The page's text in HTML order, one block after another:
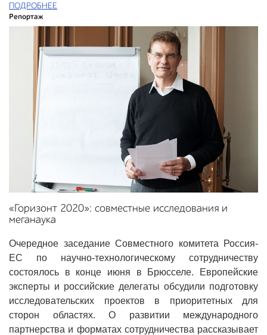
ПОДРОБНЕЕ
Репортаж
«Горизонт 2020»: совместные исследования и
меганаука
Очередное заседание Совместного комитета Россия-
ЕС по научно-технологическому сотрудничеству
состоялось в конце июня в Брюсселе. Европейские
эксперты и российские делегаты обсудили подготовку
исследовательских проектов в приоритетных для
сторон областях. О развитии международного
партнерства и форматах сотрудничества рассказывает